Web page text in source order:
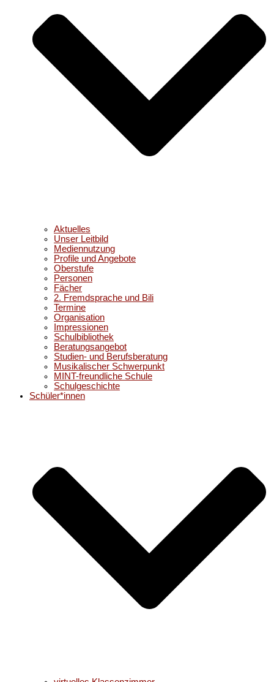
Aktuelles
Unser Leitbild
Mediennutzung
Profile und Angebote
Oberstufe
Personen
Fächer
2. Fremdsprache und Bili
Termine
Organisation
Impressionen
Schulbibliothek
Beratungsangebot
Studien- und Berufsberatung
Musikalischer Schwerpunkt
MINT-freundliche Schule
Schulgeschichte
Schüler*innen